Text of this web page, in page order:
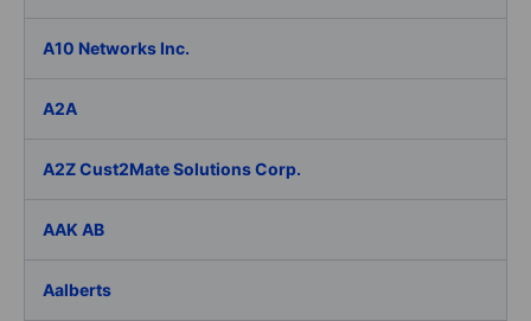
A10 Networks Inc.
A2A
A2Z Cust2Mate Solutions Corp.
AAK AB
Aalberts